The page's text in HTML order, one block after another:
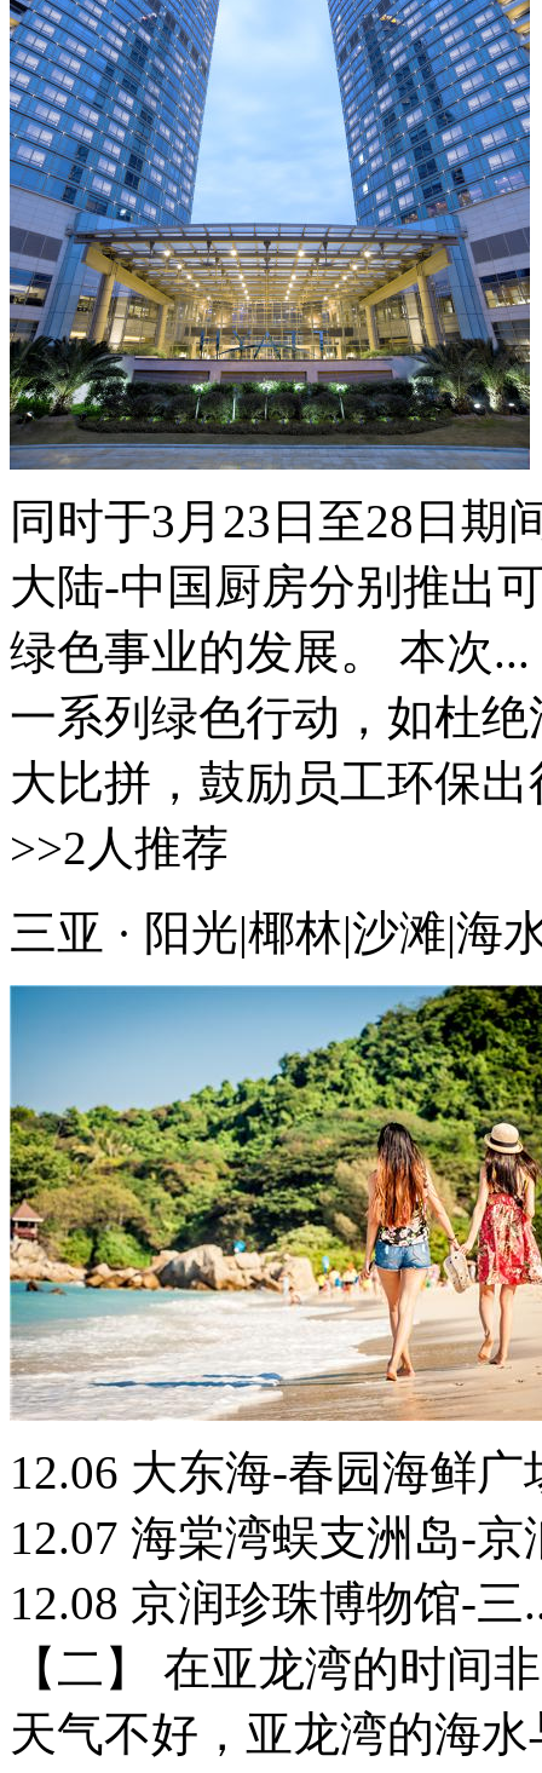
同时于3月23日至28日期
大陆-中国厨房分别推出
绿色事业的发展。 本次
一系列绿色行动，如杜
大比拼，鼓励员工环保出
>>2人推荐
三亚 · 阳光|椰林|沙滩|海
12.06 大东海-春园海鲜
12.07 海棠湾蜈支洲岛-
12.08 京润珍珠博物馆-
【二】 在亚龙湾的时间
天气不好，亚龙湾的海